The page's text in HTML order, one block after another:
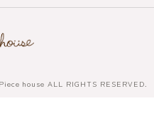
house ALL RIGHTS RESERVED.